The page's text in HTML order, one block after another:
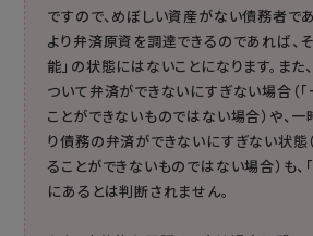
ですので、めぼしい資産がない債務者で
より弁済原資を調達できるのであれば、
能」の状態にはないことになります。また
ついて弁済ができないにすぎない場合（
ことができないものではない場合）や、
り債務の弁済ができないにすぎない状態
ることができないものではない場合）も、
にあるとは判断されません。